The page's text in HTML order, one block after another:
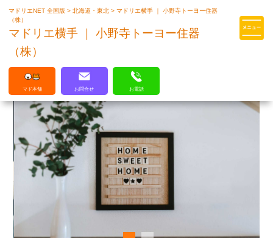
マドリエはLIXILの厳しい基準を
マドリエNET 全国版>北海道・東北>マドリエ横手 ｜ 小野寺トーヨー住器
（株）
マドリエ横手 ｜ 小野寺トーヨー住器
（株）
マド本舗 お問合せ お電話